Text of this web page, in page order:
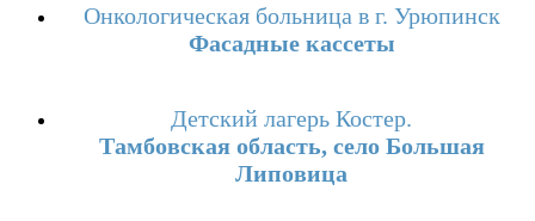
Онкологическая больница в г. Урюпинск
Фасадные кассеты
Детский лагерь Костер.
Тамбовская область, село Большая
Липовица